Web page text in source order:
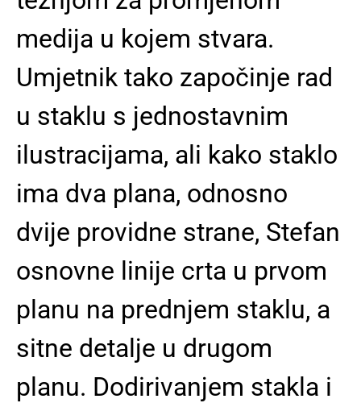
medija u kojem stvara.
Umjetnik tako započinje rad
u staklu s jednostavnim
ilustracijama, ali kako staklo
ima dva plana, odnosno
dvije providne strane, Stefan
osnovne linije crta u prvom
planu na prednjem staklu, a
sitne detalje u drugom
planu. Dodirivanjem stakla i